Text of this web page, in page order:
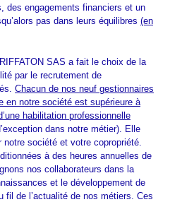
des engagements financiers et un
pas dans leurs équilibres (en
SAS a fait le choix de la
par le recrutement de
Chacun de nos neuf gestionnaires
en notre société est supérieure à
habilitation professionnelle
dans notre métier). Elle
société et votre copropriété.
à des heures annuelles de
nos collaborateurs dans la
et le développement de
fil de l’actualité de nos métiers. Ces